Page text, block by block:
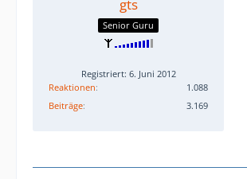
gts
Senior Guru
Registriert: 6. Juni 2012
Reaktionen
1.088
Beiträge
3.169